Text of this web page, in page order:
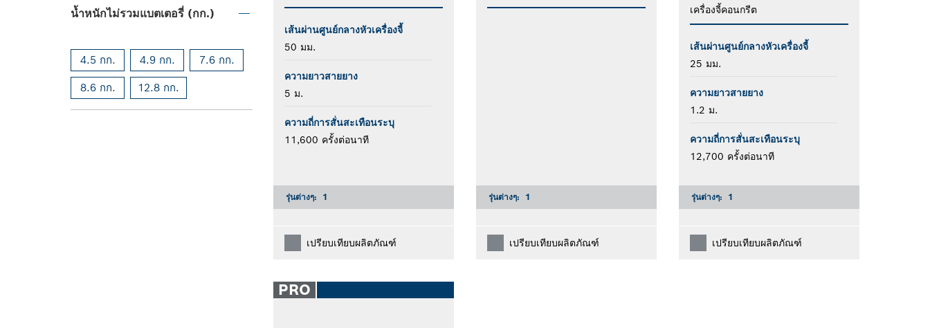
น้ำหนักไม่รวมแบตเตอรี่ (กก.)
4.5 กก. 4.9 กก. 7.6 กก.
8.6 กก. 12.8 กก.
เส้นผ่านศูนย์กลางหัวเครื่องจี้
50 มม.
ความยาวสายยาง
5 ม.
ความถี่การสั่นสะเทือนระบุ
11,600 ครั้งต่อนาที
รุ่นต่างๆ: 1
เปรียบเทียบผลิตภัณฑ์
รุ่นต่างๆ: 1
เปรียบเทียบผลิตภัณฑ์
เครื่องจี้คอนกรีต
เส้นผ่านศูนย์กลางหัวเครื่องจี้
25 มม.
ความยาวสายยาง
1.2 ม.
ความถี่การสั่นสะเทือนระบุ
12,700 ครั้งต่อนาที
รุ่นต่างๆ: 1
เปรียบเทียบผลิตภัณฑ์
PRO